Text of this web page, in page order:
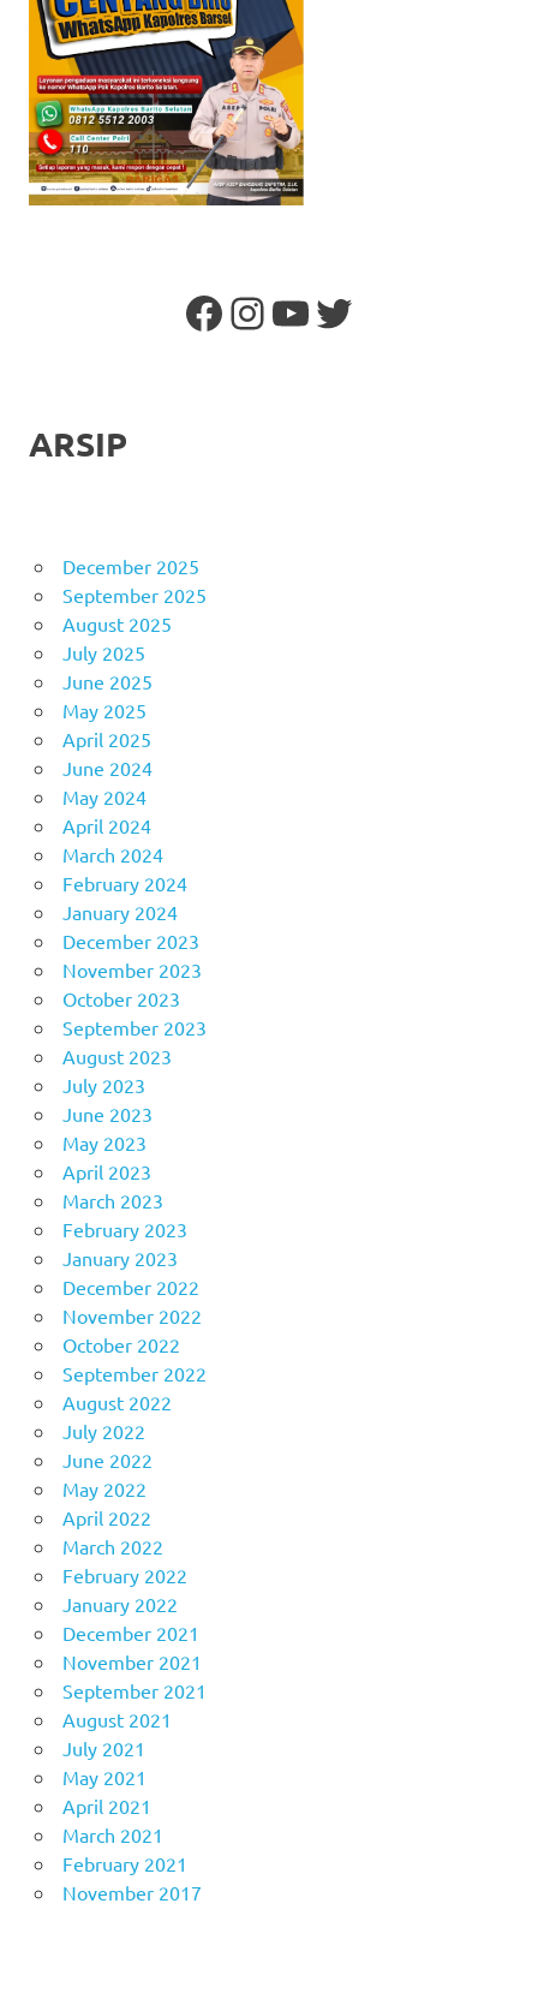
Facebook
Instagram
YouTube
Twitter
ARSIP
December 2025
September 2025
August 2025
July 2025
June 2025
May 2025
April 2025
June 2024
May 2024
April 2024
March 2024
February 2024
January 2024
December 2023
November 2023
October 2023
September 2023
August 2023
July 2023
June 2023
May 2023
April 2023
March 2023
February 2023
January 2023
December 2022
November 2022
October 2022
September 2022
August 2022
July 2022
June 2022
May 2022
April 2022
March 2022
February 2022
January 2022
December 2021
November 2021
September 2021
August 2021
July 2021
May 2021
April 2021
March 2021
February 2021
November 2017